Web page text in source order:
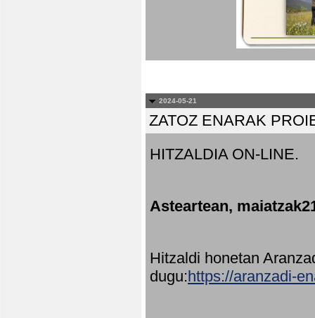
2024-05-21
ZATOZ ENARAK
HITZALDIA ON-LINE.
Asteartean,
Hitzaldi honetan
dugu:https://aranzadi-